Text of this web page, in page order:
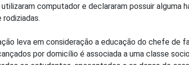
computador e declararam possuir
leva em consideração a educação do chefe de
por domicílio é associada a uma classe